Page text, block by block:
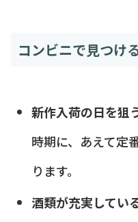
コンビニで見つけ
新作入荷の日を狙
時期に、あえて定
ります。
酒類が充実してい